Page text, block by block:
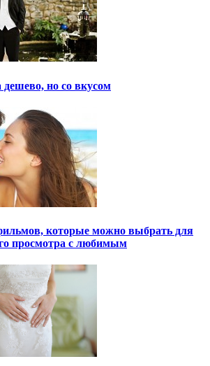
дешево, но со вкусом
которые можно выбрать для
просмотра с любимым